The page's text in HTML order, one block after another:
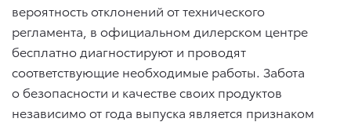
вероятность отклонений от технического
регламента, в официальном дилерском центре
бесплатно диагностируют и проводят
соответствующие необходимые работы. Забота
о безопасности и качестве своих продуктов
независимо от года выпуска является признаком